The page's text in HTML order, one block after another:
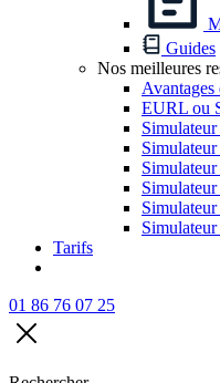
Guides
Nos meilleures
EURL ou
Tarifs
01 86 76 07 25